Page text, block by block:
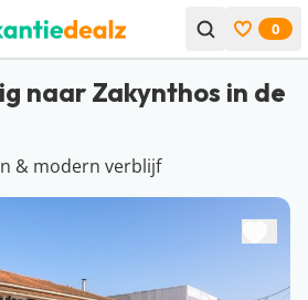
Bekijk
0
naar Zakynthos in de
& modern verblijf